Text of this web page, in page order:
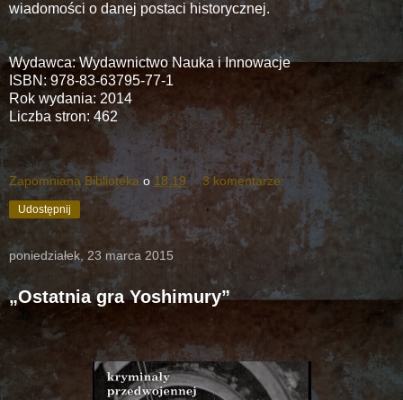
wiadomości o danej postaci historycznej.
Wydawca: Wydawnictwo Nauka i Innowacje
ISBN: 978-83-63795-77-1
Rok wydania: 2014
Liczba stron: 462
Zapomniana Biblioteka o 18:19 3 komentarze:
Udostępnij
poniedziałek, 23 marca 2015
„Ostatnia gra Yoshimury”